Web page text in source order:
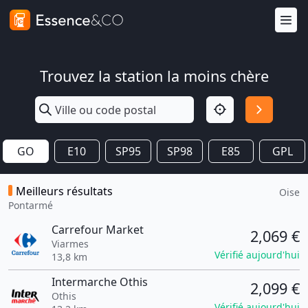
Trouvez la station la moins chère
GO E10 SP95 SP98 E85 GPL
Meilleurs résultats
Pontarmé
Oise
Carrefour Market
Viarmes
13,8 km
2,069 €
Vérifié aujourd'hui
Intermarche Othis
Othis
2,099 €